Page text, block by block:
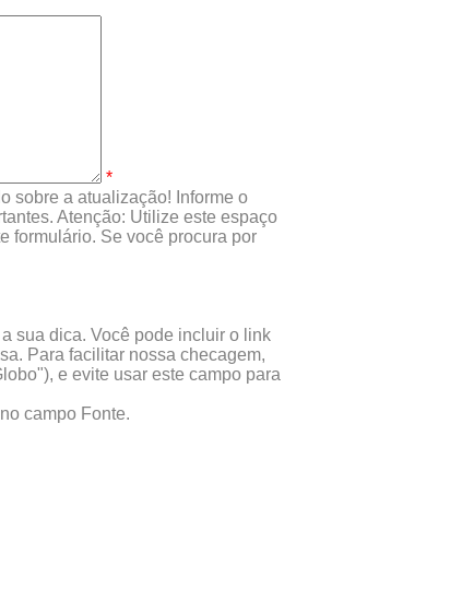
*
sobre a atualização! Informe o
Atenção: Utilize este espaço
formulário. Se você procura por
sua dica. Você pode incluir o link
Para facilitar nossa checagem,
e evite usar este campo para
campo Fonte.